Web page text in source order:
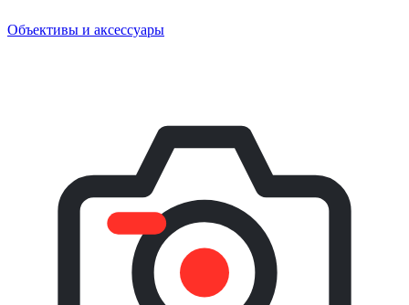
Объективы и аксессуары